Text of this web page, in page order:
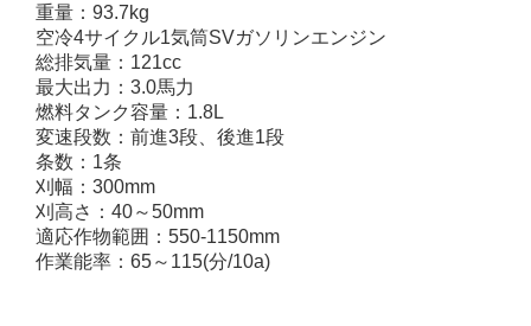
重量：93.7kg
空冷4サイクル1気筒SVガソリンエンジン
総排気量：121cc
最大出力：3.0馬力
燃料タンク容量：1.8L
変速段数：前進3段、後進1段
条数：1条
刈幅：300mm
刈高さ：40～50mm
適応作物範囲：550-1150mm
作業能率：65～115(分/10a)